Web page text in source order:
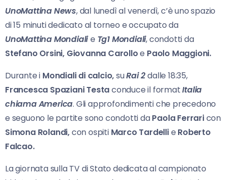
UnoMattina News, dal lunedì al venerdì, c’è uno spazio
di 15 minuti dedicato al torneo e occupato da
UnoMattina Mondiali e Tg1 Mondiali, condotti da
Stefano Orsini, Giovanna Carolloe Paolo Maggioni.
Durante i Mondiali di calcio,suRai 2 dalle 18:35,
Francesca Spaziani Testaconduce il formatItalia
chiama America. Gli approfondimenti che precedono
e seguono le partite sono condotti daPaola Ferraricon
Simona Rolandi,con ospiti Marco Tardellie Roberto
Falcao.
La giornata sulla TV di Stato dedicata al campionato